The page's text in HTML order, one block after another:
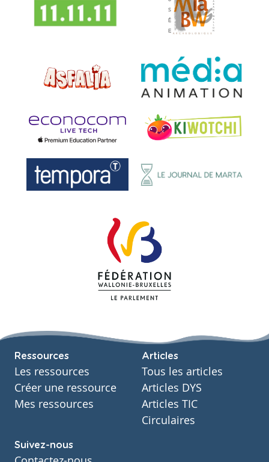
Ressources
Les ressources
Créer une ressource
Mes ressources
Articles
Tous les articles
Articles DYS
Articles TIC
Circulaires
Suivez-nous